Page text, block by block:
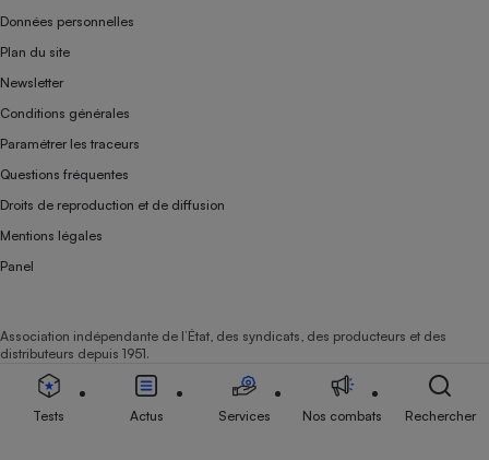
Données personnelles
Plan du site
Newsletter
Conditions générales
Paramétrer les traceurs
Questions fréquentes
Droits de reproduction et de diffusion
Mentions légales
Panel
Association indépendante de l’État, des syndicats, des producteurs et des
distributeurs depuis 1951.
Tests Actus Services Nos combats Rechercher